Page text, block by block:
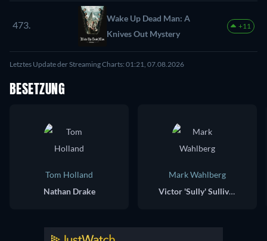
473.
Wake Up Dead Man: A
Knives Out Mystery
+11
Letztes Update der Streaming Charts: 01:21, 07.08.2026
BESETZUNG
Tom Holland
Nathan Drake
Mark Wahlberg
Victor 'Sully' Sullivan